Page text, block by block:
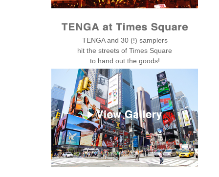
TENGA and 30 (!) samplers
hit the streets of Times Square
to hand out the goods!